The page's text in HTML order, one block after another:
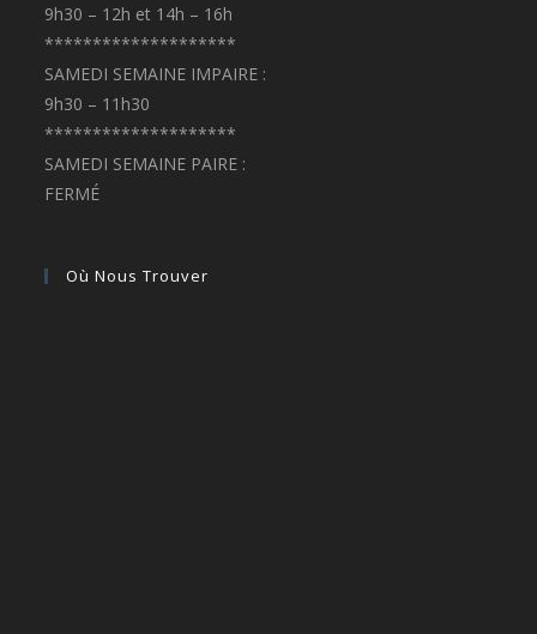
9h30 – 12h et 14h – 16h
********************
SAMEDI SEMAINE IMPAIRE :
9h30 – 11h30
********************
SAMEDI SEMAINE PAIRE :
FERMÉ
Où Nous Trouver